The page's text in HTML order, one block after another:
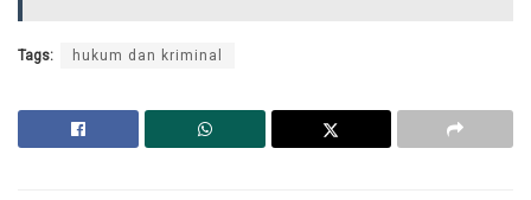
Tags: hukum dan kriminal